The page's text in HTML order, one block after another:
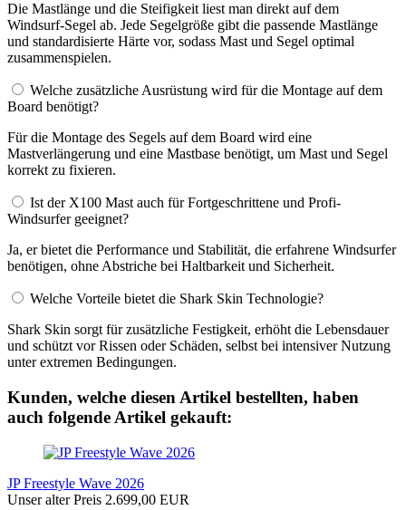
Die Mastlänge und die Steifigkeit liest man direkt auf dem
Windsurf-Segel ab. Jede Segelgröße gibt die passende Mastlänge
und standardisierte Härte vor, sodass Mast und Segel optimal
zusammenspielen.
Welche zusätzliche Ausrüstung wird für die Montage auf dem
Board benötigt?
Für die Montage des Segels auf dem Board wird eine
Mastverlängerung und eine Mastbase benötigt, um Mast und Segel
korrekt zu fixieren.
Ist der X100 Mast auch für Fortgeschrittene und Profi-
Windsurfer geeignet?
Ja, er bietet die Performance und Stabilität, die erfahrene Windsurfer
benötigen, ohne Abstriche bei Haltbarkeit und Sicherheit.
Welche Vorteile bietet die Shark Skin Technologie?
Shark Skin sorgt für zusätzliche Festigkeit, erhöht die Lebensdauer
und schützt vor Rissen oder Schäden, selbst bei intensiver Nutzung
unter extremen Bedingungen.
Kunden, welche diesen Artikel bestellten, haben
auch folgende Artikel gekauft:
JP Freestyle Wave 2026
Unser alter Preis 2.699,00 EUR